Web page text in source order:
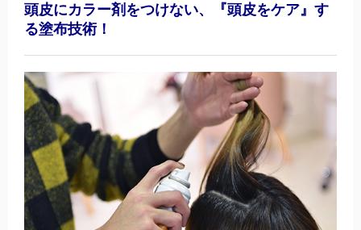
頭皮にカラー剤をつけない、『頭皮をケア』す
る塗布技術！